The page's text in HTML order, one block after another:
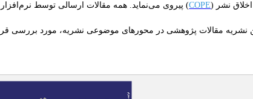
نشر (COPE) پیروی می‌نماید. همه مقالات ارسالی توسط
نشریه مقالات پژوهشی در محورهای موضوعی نشریه، مورد بررسی